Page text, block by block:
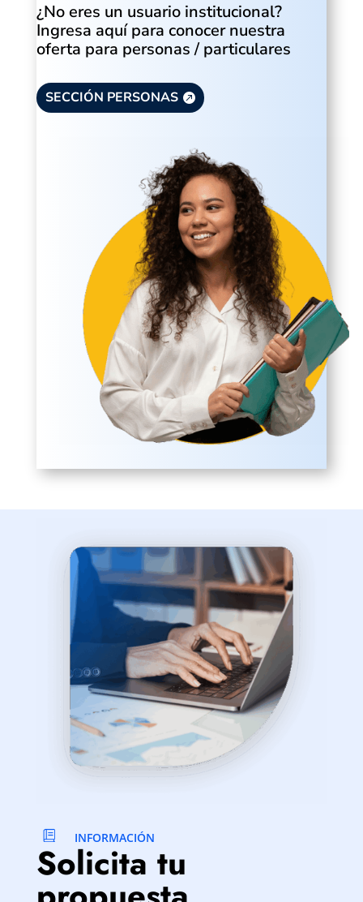
¿No eres un usuario institucional?
Ingresa aquí para conocer nuestra
oferta para personas / particulares
SECCIÓN PERSONAS
INFORMACIÓN
Solicita tu